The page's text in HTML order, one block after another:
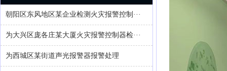
朝阳区东风地区某企业检测火灾报警控制···
为大兴区庞各庄某大厦火灾报警控制器检···
为西城区某街道声光报警器报警处理